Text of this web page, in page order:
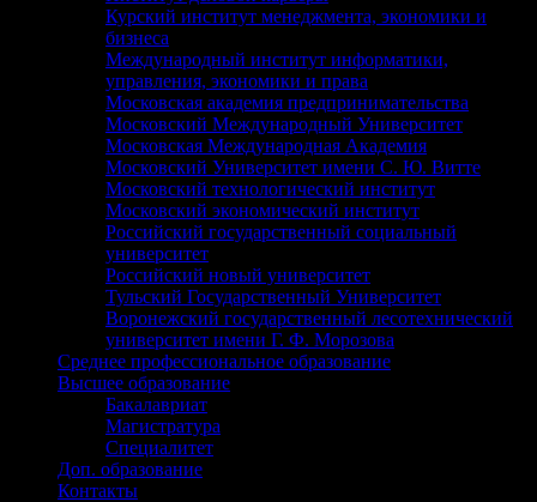
Курский институт менеджмента, экономики и
бизнеса
Международный институт информатики,
управления, экономики и права
Московская академия предпринимательства
Московский Международный Университет
Московская Международная Академия
Московский Университет имени С. Ю. Витте
Московский технологический институт
Московский экономический институт
Российский государственный социальный
университет
Российский новый университет
Тульский Государственный Университет
Воронежский государственный лесотехнический
университет имени Г. Ф. Морозова
Среднее профессиональное образование
Высшее образование
Бакалавриат
Магистратура
Специалитет
Доп. образование
Контакты